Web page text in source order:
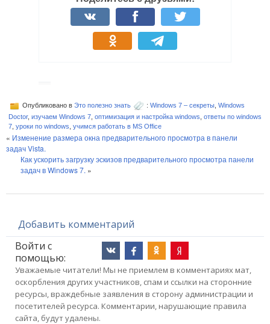
Опубликовано в Это полезно знать : Windows 7 – секреты Windows
Doctor, изучаем Windows 7 оптимизация и настройка windows ответы по windows
7 уроки по windows учимся работать в MS Office
« Изменение размера окна предварительного просмотра в панели
задач Vista.
Как ускорить загрузку эскизов предварительного просмотра панели
задач в Windows 7. »
Добавить комментарий
Войти с
помощью:
Уважаемые читатели! Мы не приемлем в комментариях мат,
оскорбления других участников, спам и ссылки на сторонние
ресурсы, враждебные заявления в сторону администрации и
посетителей ресурса. Комментарии, нарушающие правила
сайта, будут удалены.